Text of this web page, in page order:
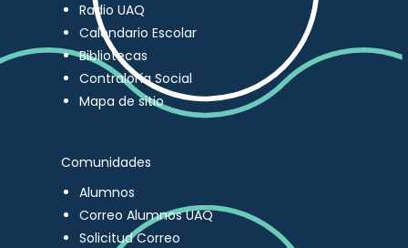
Radio UAQ
Calendario Escolar
Bibliotecas
Contraloría Social
Mapa de sitio
Comunidades
Alumnos
Correo Alumnos UAQ
Solicitud Correo